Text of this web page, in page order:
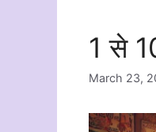
1 से
March 23,